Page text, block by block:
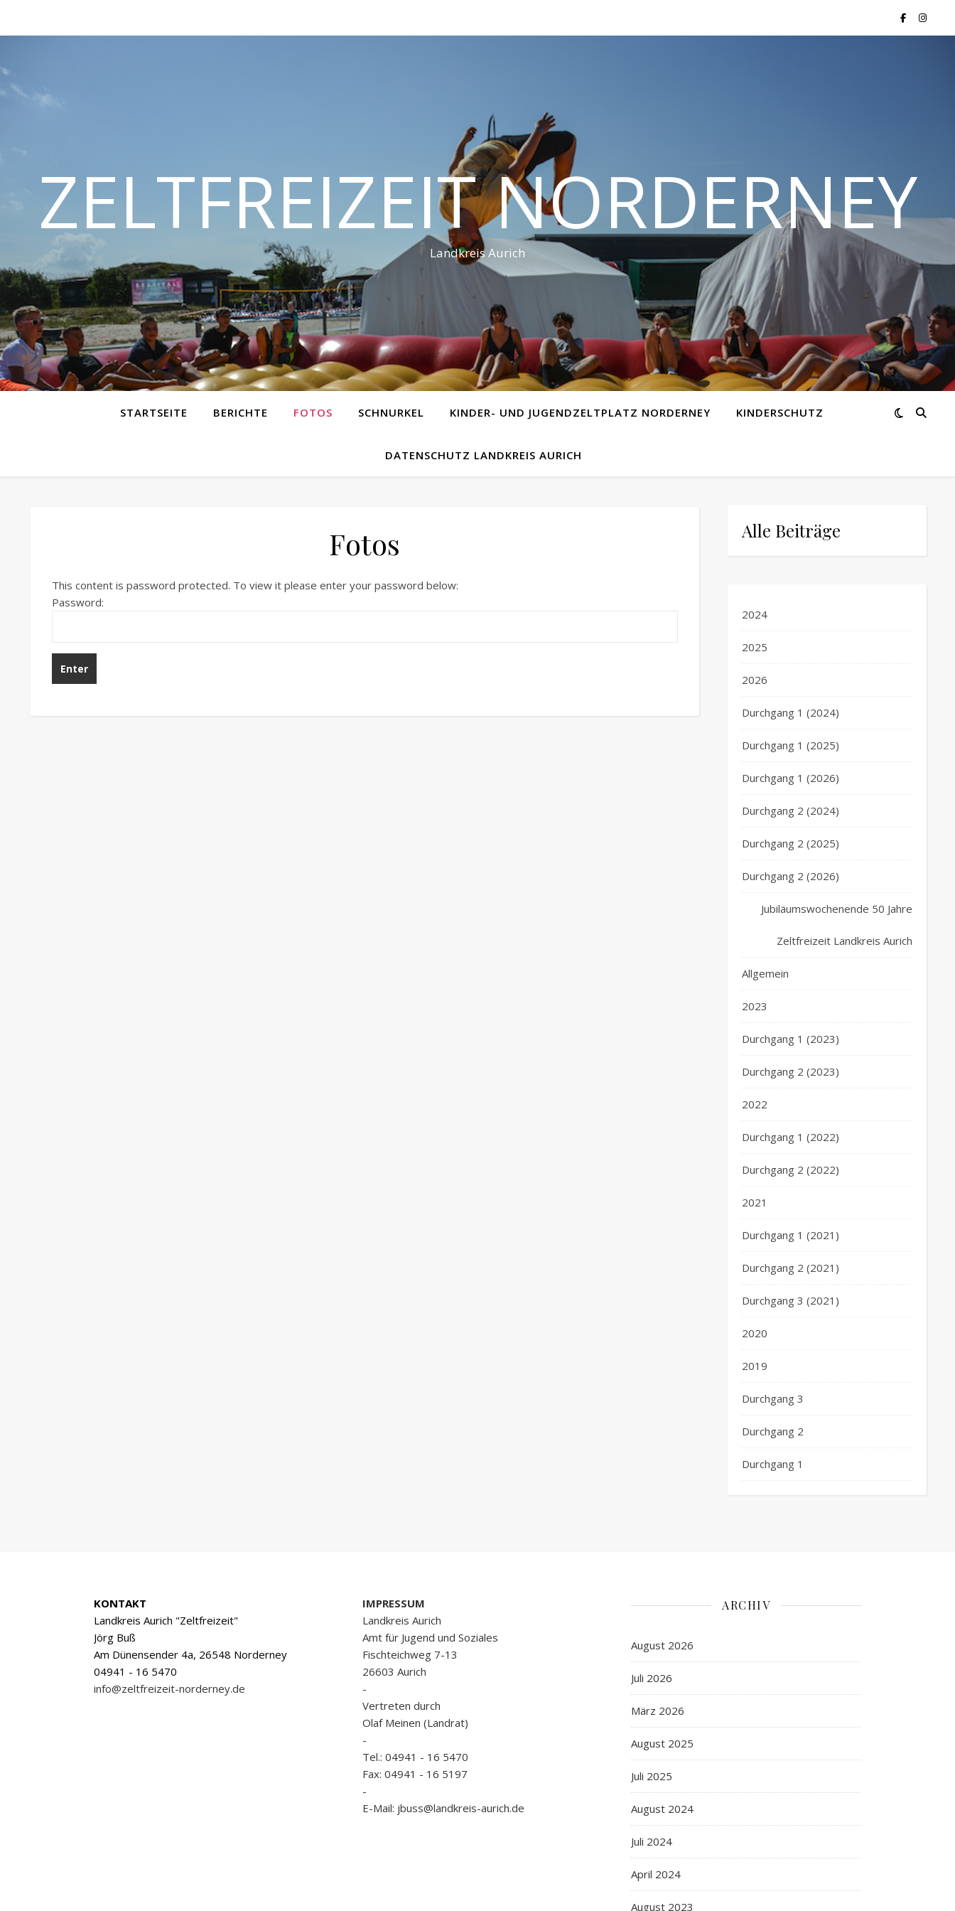
ZELTFREIZEIT NORDERNEY
Landkreis Aurich
STARTSEITE BERICHTE FOTOS SCHNURKEL KINDER- UND JUGENDZELTPLATZ NORDERNEY KINDERSCHUTZ
DATENSCHUTZ LANDKREIS AURICH
Fotos
This content is password protected. To view it please enter your password below:
Password:
Alle Beiträge
2024
2025
2026
Durchgang 1 (2024)
Durchgang 1 (2025)
Durchgang 1 (2026)
Durchgang 2 (2024)
Durchgang 2 (2025)
Durchgang 2 (2026)
Jubiläumswochenende 50 Jahre
Zeltfreizeit Landkreis Aurich
Allgemein
2023
Durchgang 1 (2023)
Durchgang 2 (2023)
2022
Durchgang 1 (2022)
Durchgang 2 (2022)
2021
Durchgang 1 (2021)
Durchgang 2 (2021)
Durchgang 3 (2021)
2020
2019
Durchgang 3
Durchgang 2
Durchgang 1
KONTAKT
Landkreis Aurich "Zeltfreizeit"
Jörg Buß
Am Dünensender 4a, 26548 Norderney
04941 - 16 5470
info@zeltfreizeit-norderney.de
IMPRESSUM
Landkreis Aurich
Amt für Jugend und Soziales
Fischteichweg 7-13
26603 Aurich
-
Vertreten durch
Olaf Meinen (Landrat)
-
Tel.: 04941 - 16 5470
Fax: 04941 - 16 5197
-
E-Mail: jbuss@landkreis-aurich.de
ARCHIV
August 2026
Juli 2026
März 2026
August 2025
Juli 2025
August 2024
Juli 2024
April 2024
August 2023